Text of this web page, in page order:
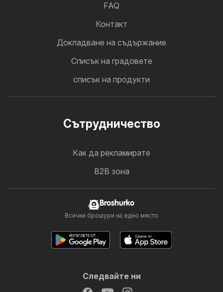
FAQ
Контакт
Докладване на съдържание
Cписък на градовете
списък на продукти
Cътрудничество
Как да рекламирате
B2B зона
Broshurko
Всички брошури на едно място
Следвайте ни